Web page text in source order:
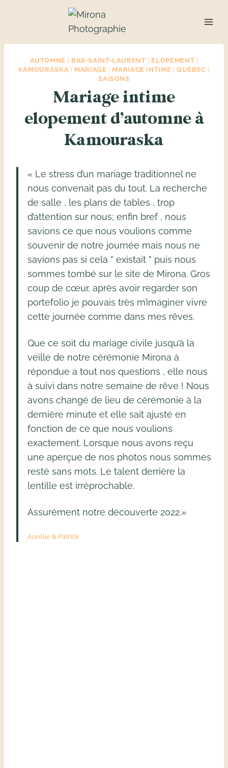
AUTOMNE BAS-SAINT-LAURENT ELOPEMENT
KAMOURASKA
MARIAGE MARIAGE INTIME |QUÉBEC
SAISONS
Mariage intime
elopement d’automne à
Kamouraska
« Le stress d’un mariage traditionnel ne
nous convenait pas du tout. La recherche
de salle , les plans de tables , trop
d’attention sur nous; enfin bref , nous
savions ce que nous voulions comme
souvenir de notre journée mais nous ne
savions pas si cela ” existait ” puis nous
sommes tombé sur le site de Mirona. Gros
coup de cœur, après avoir regarder son
portefolio je pouvais très m’imaginer vivre
cette journée comme dans mes rêves.
Que ce soit du mariage civile jusqu’à la
veille de notre cérémonie Mirona à
répondue a tout nos questions , elle nous
à suivi dans notre semaine de rêve ! Nous
avons changé de lieu de cérémonie à la
dernière minute et elle sait ajusté en
fonction de ce que nous voulions
exactement. Lorsque nous avons reçu
une aperçue de nos photos nous sommes
resté sans mots. Le talent derrière la
lentille est irréprochable.
Assurément notre découverte 2022.»
Aurélie & Patrick